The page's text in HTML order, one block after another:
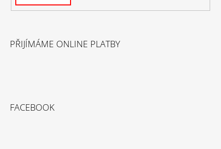
PŘIJÍMÁME ONLINE PLATBY
FACEBOOK